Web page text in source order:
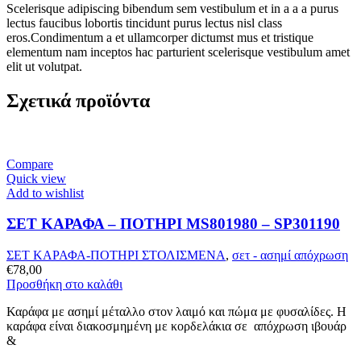
Scelerisque adipiscing bibendum sem vestibulum et in a a a purus
lectus faucibus lobortis tincidunt purus lectus nisl class
eros.Condimentum a et ullamcorper dictumst mus et tristique
elementum nam inceptos hac parturient scelerisque vestibulum amet
elit ut volutpat.
Σχετικά προϊόντα
Compare
Quick view
Add to wishlist
ΣΕΤ ΚΑΡΑΦΑ – ΠΟΤHΡΙ MS801980 – SP301190
ΣΕΤ ΚΑΡΑΦΑ-ΠΟΤΗΡΙ ΣΤΟΛΙΣΜΕΝΑ, σετ - ασημί απόχρωση
€78,00
Προσθήκη στο καλάθι
Καράφα με ασημί μέταλλο στον λαιμό και πώμα με φυσαλίδες. Η
καράφα είναι διακοσμημένη με κορδελάκια σε απόχρωση ιβουάρ
&